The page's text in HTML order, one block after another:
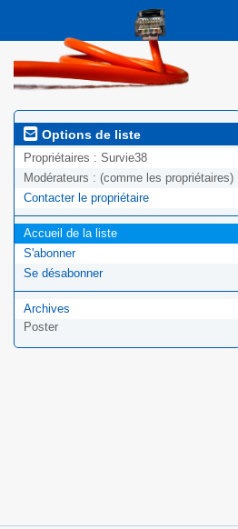
Options de liste
Propriétaires : Survie38
Modérateurs : (comme les propriétaires)
Contacter le propriétaire
Accueil de la liste
S'abonner
Se désabonner
Archives
Poster